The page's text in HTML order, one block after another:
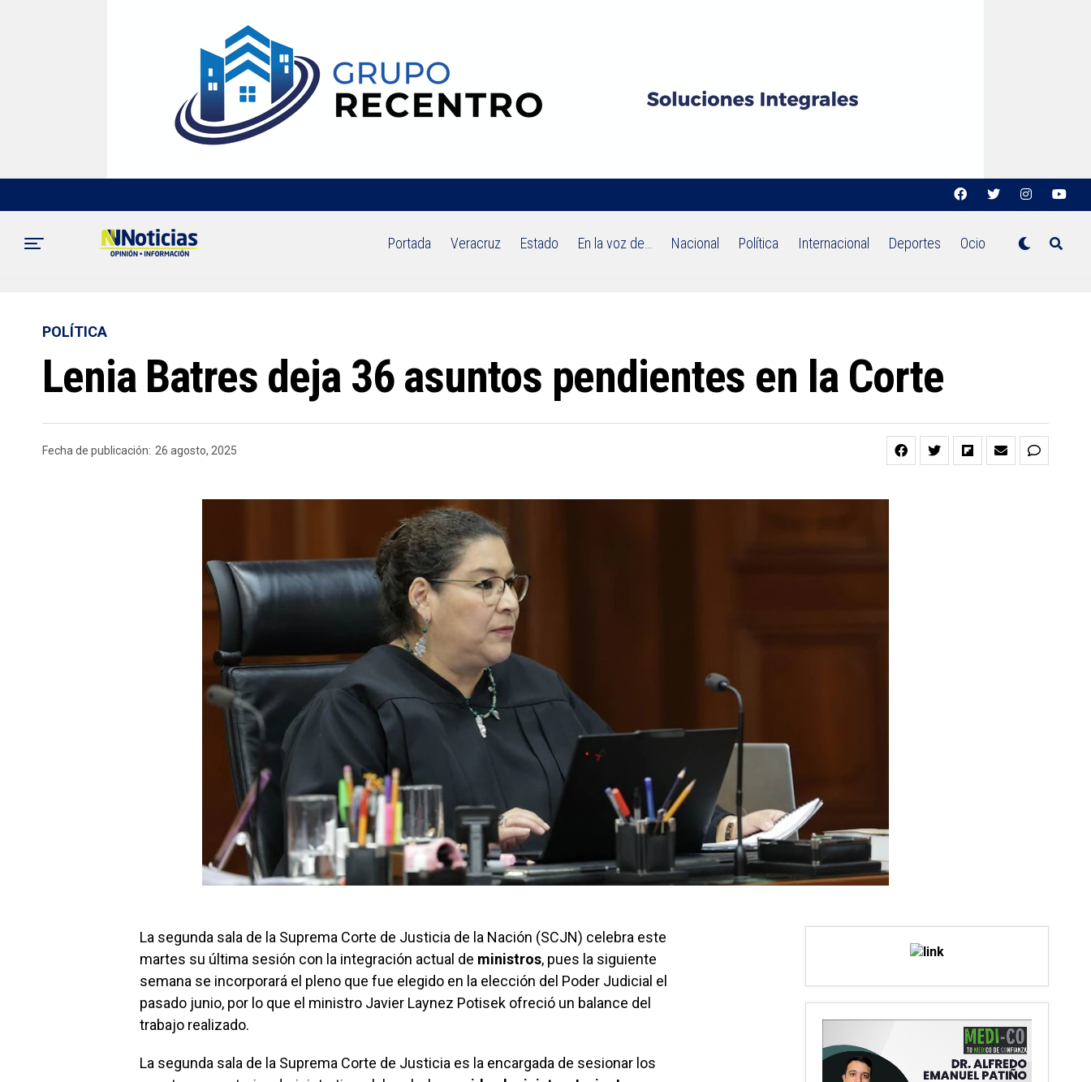
Portada Veracruz Estado En la voz de… Nacional Política Internacional Deportes Ocio
POLÍTICA
Lenia Batres deja 36 asuntos pendientes en la Corte
Fecha de publicación: 26 agosto, 2025
La segunda sala de la Suprema Corte de Justicia de la Nación (SCJN) celebra este
martes su última sesión con la integración actual de ministros, pues la siguiente
semana se incorporará el pleno que fue elegido en la elección del Poder Judicial el
pasado junio, por lo que el ministro Javier Laynez Potisek ofreció un balance del
trabajo realizado.
La segunda sala de la Suprema Corte de Justicia es la encargada de sesionar los